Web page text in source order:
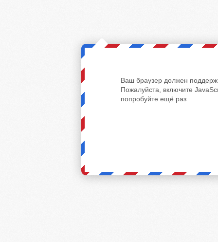
Ваш браузер должен
Пожалуйста, включите
попробуйте ещё раз